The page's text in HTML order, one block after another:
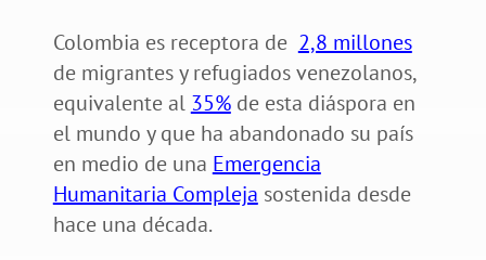
Colombia es receptora de 2,8 millones
de migrantes y refugiados venezolanos,
equivalente al 35%de esta diáspora en
el mundo y que ha abandonado su país
en medio de una Emergencia
Humanitaria Compleja sostenida desde
hace una década.